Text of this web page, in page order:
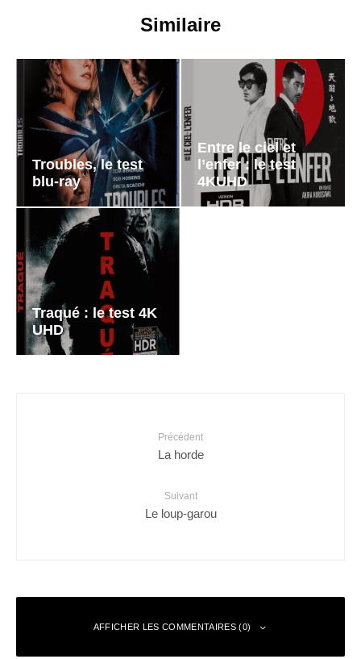
Similaire
Troubles, le test
blu-ray
Entre le ciel et
l’enfer : le test
4KUHD
Traqué : le test 4K
UHD
Précédent
La horde
Suivant
Le loup-garou
AFFICHER LES COMMENTAIRES (0)